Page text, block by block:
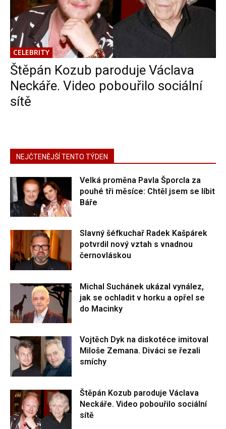
CELEBRITY
Štěpán Kozub paroduje Václava
Neckáře. Video pobouřilo sociální
sítě
NEJČTENĚJŠÍ TENTO TÝDEN
Velká proměna Pavla Šporcla za
pouhé tři měsíce: Chtěl jsem se líbit
Báře
Slavný šéfkuchař Radek Kašpárek
potvrdil nový vztah s vnadnou
černovláskou
Michal Suchánek ukázal vynález,
jak se ochladit v horku a opřel se
do Macinky
Vojtěch Dyk na diskotéce imitoval
Miloše Zemana. Diváci se řezali
smíchy
Štěpán Kozub paroduje Václava
Neckáře. Video pobouřilo sociální
sítě